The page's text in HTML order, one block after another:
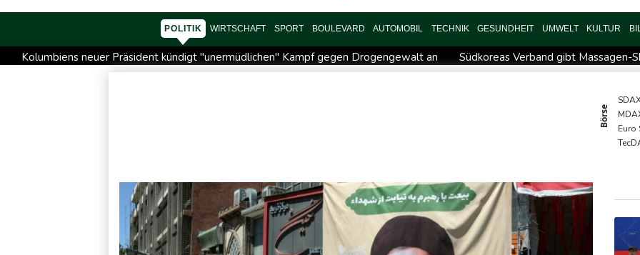
POLITIK WIRTSCHAFT SPORT BOULEVARD AUTOMOBIL TECHNIK GESUNDHEIT UMWELT KULTUR
Kolumbiens neuer Präsident kündigt "unermüdlichen" Kampf gegen Drogengewalt an
Südkoreas Verband gibt Massagen-
Bericht:
BUND kritisiert Lockerung von
Börse
Euro